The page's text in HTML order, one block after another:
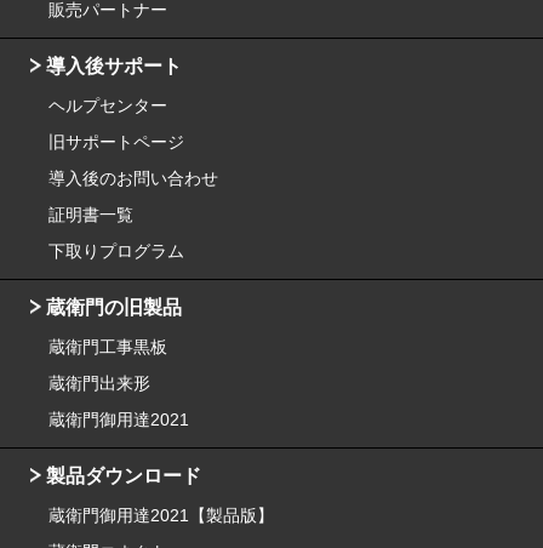
販売パートナー
導入後サポート
ヘルプセンター
旧サポートページ
導入後のお問い合わせ
証明書一覧
下取りプログラム
蔵衛門の旧製品
蔵衛門工事黒板
蔵衛門出来形
蔵衛門御用達2021
製品ダウンロード
蔵衛門御用達2021【製品版】